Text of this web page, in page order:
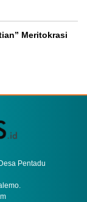
Meritokrasi
Pentadu